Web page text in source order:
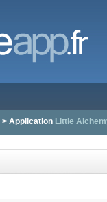
> Application Little